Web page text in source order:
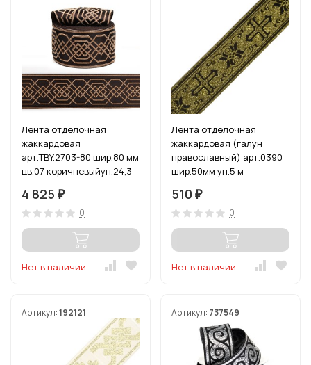
Лента отделочная
жаккардовая
арт.TBY.2703-80 шир.80 мм
цв.07 коричневыйуп.24,3
4 825 ₽
0
Нет в наличии
Лента отделочная
жаккардовая (галун
православный) арт.0390
шир.50мм уп.5 м
510 ₽
0
Нет в наличии
Артикул:192121 Артикул: 737549